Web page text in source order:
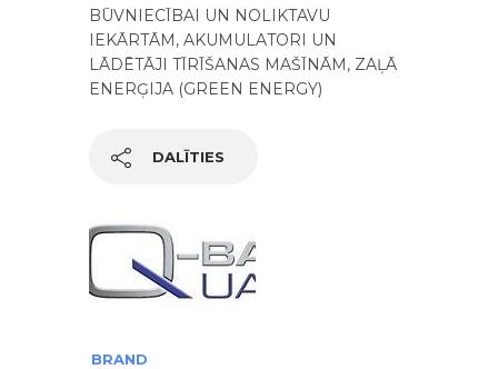
BŪVNIECĪBAI UN NOLIKTAVU
IEKĀRTĀM, AKUMULATORI UN
LĀDĒTĀJI TĪRĪŠANAS MAŠĪNĀM, ZAĻĀ
ENERĢIJA (GREEN ENERGY)
DALĪTIES
BRAND